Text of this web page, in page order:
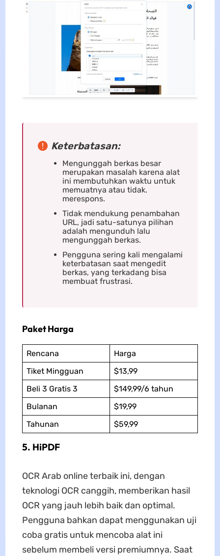
Keterbatasan:
Mengunggah berkas besar
merupakan masalah karena alat
ini membutuhkan waktu untuk
memuatnya atau tidak.
merespons.
Tidak mendukung penambahan
URL, jadi satu-satunya pilihan
adalah mengunduh lalu
mengunggah berkas.
Pengguna sering kali mengalami
keterbatasan saat mengedit
berkas, yang terkadang bisa
membuat frustrasi.
Paket Harga
Rencana
Harga
Tiket Mingguan
$13,99
Beli 3 Gratis 3
$149,99/6 tahun
Bulanan
$19,99
Tahunan
$59,99
5. HiPDF
OCR Arab online terbaik ini, dengan
teknologi OCR canggih, memberikan hasil
OCR yang jauh lebih baik dan optimal.
Pengguna bahkan dapat menggunakan uji
coba gratis untuk mencoba alat ini
sebelum membeli versi premiumnya. Saat